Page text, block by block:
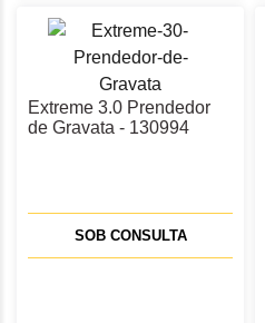
Extreme 3.0 Prendedor
de Gravata - 130994
SOB CONSULTA